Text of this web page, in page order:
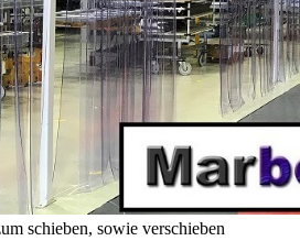
schieben, sowie verschieben